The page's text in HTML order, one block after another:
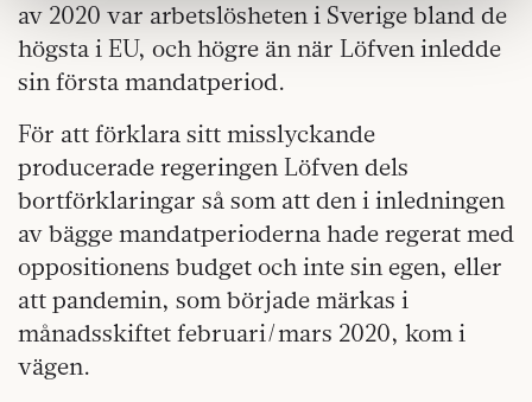
samlat in när du har använt deras tjänster.
Om du vill läsa mer om hur vi hanterar personuppgifter
kan du göra dethär.
av 2020 var arbetslösheten i Sverige bland de
högsta i EU, och högre än när Löfven inledde
sin första mandatperiod.
För att förklara sitt misslyckande
producerade regeringen Löfven dels
bortförklaringar så som att den i inledningen
av bägge mandatperioderna hade regerat med
oppositionens budget och inte sin egen, eller
att pandemin, som började märkas i
månadsskiftet februari/mars 2020, kom i
vägen.